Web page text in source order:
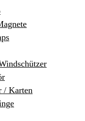
/ Karten